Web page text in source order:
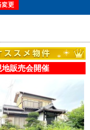
地販売会開催
す